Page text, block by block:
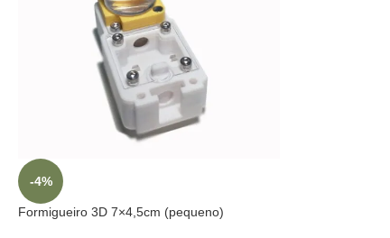
-4%
Formigueiro 3D 7×4,5cm (pequeno)